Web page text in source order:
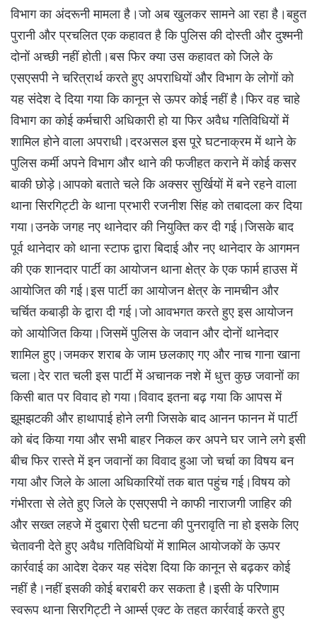
विभाग का अंदरूनी मामला है।जो अब खुलकर सामने आ रहा है।बहुत
पुरानी और प्रचलित एक कहावत है कि पुलिस की दोस्ती और दुश्मनी
दोनों अच्छी नहीं होती।बस फिर क्या उस कहावत को जिले के
एसएसपी ने चरित्रार्थ करते हुए अपराधियों और विभाग के लोगों को
यह संदेश दे दिया गया कि कानून से ऊपर कोई नहीं है।फिर वह चाहे
विभाग का कोई कर्मचारी अधिकारी हो या फिर अवैध गतिविधियों में
शामिल होने वाला अपराधी।दरअसल इस पूरे घटनाक्रम में थाने के
पुलिस कर्मी अपने विभाग और थाने की फजीहत कराने में कोई कसर
बाकी छोड़े।आपको बताते चले कि अक्सर सुर्खियों में बने रहने वाला
थाना सिरगिट्टी के थाना प्रभारी रजनीश सिंह को तबादला कर दिया
गया।उनके जगह नए थानेदार की नियुक्ति कर दी गई।जिसके बाद
पूर्व थानेदार को थाना स्टाफ द्वारा बिदाई और नए थानेदार के आगमन
की एक शानदार पार्टी का आयोजन थाना क्षेत्र के एक फार्म हाउस में
आयोजित की गई।इस पार्टी का आयोजन क्षेत्र के नामचीन और
चर्चित कबाड़ी के द्वारा दी गई।जो आवभगत करते हुए इस आयोजन
को आयोजित किया।जिसमें पुलिस के जवान और दोनों थानेदार
शामिल हुए।जमकर शराब के जाम छलकाए गए और नाच गाना खाना
चला।देर रात चली इस पार्टी में अचानक नशे में धुत्त कुछ जवानों का
किसी बात पर विवाद हो गया।विवाद इतना बढ़ गया कि आपस में
झूमझटकी और हाथापाई होने लगी जिसके बाद आनन फानन में पार्टी
को बंद किया गया और सभी बाहर निकल कर अपने घर जाने लगे इसी
बीच फिर रास्ते में इन जवानों का विवाद हुआ जो चर्चा का विषय बन
गया और जिले के आला अधिकारियों तक बात पहुंच गई।विषय को
गंभीरता से लेते हुए जिले के एसएसपी ने काफी नाराजगी जाहिर की
और सख्त लहजे में दुबारा ऐसी घटना की पुनरावृति ना हो इसके लिए
चेतावनी देते हुए अवैध गतिविधियों में शामिल आयोजकों के ऊपर
कार्रवाई का आदेश देकर यह संदेश दिया कि कानून से बढ़कर कोई
नहीं है।नहीं इसकी कोई बराबरी कर सकता है।इसी के परिणाम
स्वरूप थाना सिरगिट्टी ने आर्म्स एक्ट के तहत कार्रवाई करते हुए